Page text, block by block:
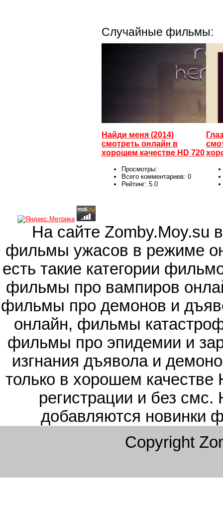
Случайные фильмы:
Найди меня (2014)
смотреть онлайн в
хорошем качестве HD 720
Просмотры:
Всего комментариев: 0
Рейтинг: 5.0
На сайте Zomby.Moy.su
фильмы ужасов в режиме
есть такие категории
фильмы про вампиров
фильмы про демонов и
онлайн, фильмы
фильмы про эпидемии и
изгнания дъявола и
только в хорошем качестве
регистрации и без
добавляются новинки
Copyright